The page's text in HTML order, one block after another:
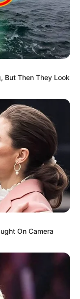
But Then They Look
On Camera